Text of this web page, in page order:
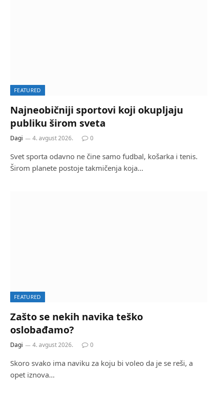
FEATURED
Najneobičniji sportovi koji okupljaju
publiku širom sveta
Dagi 4. avgust 2026. 0
Svet sporta odavno ne čine samo fudbal, košarka i tenis.
Širom planete postoje takmičenja koja…
FEATURED
Zašto se nekih navika teško
oslobađamo?
Dagi 4. avgust 2026. 0
Skoro svako ima naviku za koju bi voleo da je se reši, a
opet iznova…